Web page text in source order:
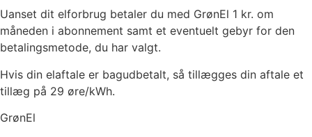
Uanset dit elforbrug betaler du med GrønEl 1 kr. om
måneden i abonnement samt et eventuelt gebyr for den
betalingsmetode, du har valgt.
Hvis din elaftale er bagudbetalt, så tillægges din aftale et
tillæg på 29 øre/kWh.
GrønEl